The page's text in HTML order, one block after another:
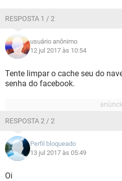
RESPOSTA 1 / 2
usuário anônimo
12 jul 2017 às 10:54
Tente limpar o cache seu do
senha do facebook.
RESPOSTA 2 / 2
Perfil bloqueado
13 jul 2017 às 05:49
Oi